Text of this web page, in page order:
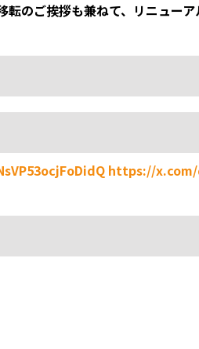
のご挨拶も兼ねて、リニュー
https://x.com/